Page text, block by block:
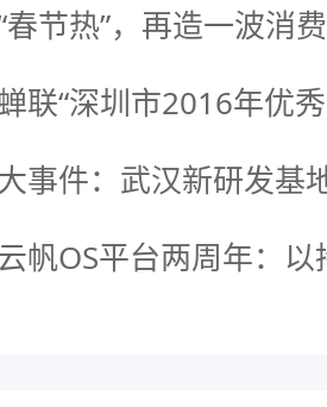
春节热”，再造一波消
联“深圳市2016年优